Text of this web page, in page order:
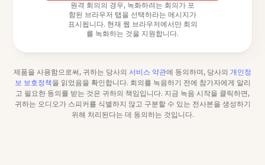
원격 회의의 경우, 녹화하려는 회의가 포
함된 브라우저 탭을 선택하라는 메시지가
표시됩니다. 현재 웹 브라우저에서만 회의
를 녹화하는 것을 지원합니다.
제품을 사용함으로써, 귀하는 당사의 서비스 약관에 동의하며, 당사의 개인정
보 보호정책을 읽었음을 확인합니다. 회의를 녹음하기 전에 참가자에게 알리
고 필요한 동의를 받는 것은 귀하의 책임입니다. 지금 녹음 시작을 클릭하면,
귀하는 오디오가 스피커를 식별하지 않고 구분할 수 있는 전사본을 생성하기
위해 처리된다는 데 동의하는 것입니다.